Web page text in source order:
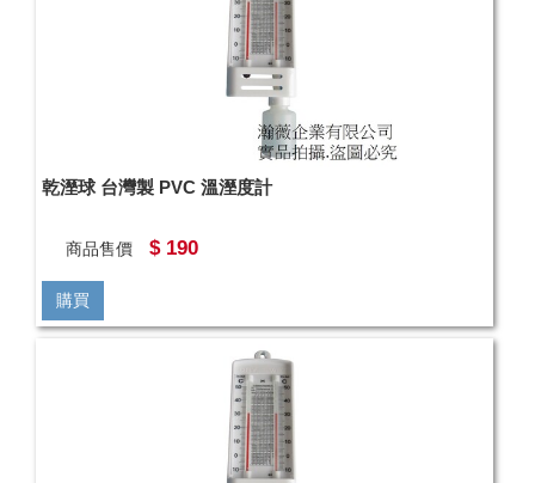
乾溼球 台灣製 PVC 溫溼度計
商品售價 $ 190
購買